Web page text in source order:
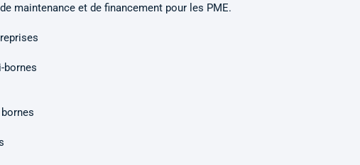
maintenance et de financement pour les PME.
bornes